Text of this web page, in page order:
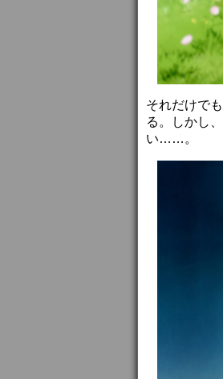
それだけで
る。しかし
い……。